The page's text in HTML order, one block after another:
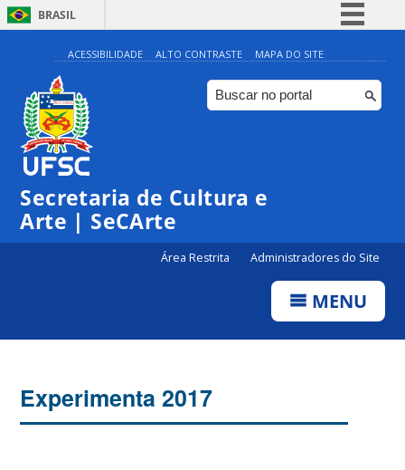
BRASIL
Simplifique!
Comunica BR
Participe
ACESSIBILIDADE ALTO CONTRASTE MAPA DO SITE
Secretaria de Cultura e
Arte | SeCArte
Área Restrita Administradores do Site
MENU
Experimenta 2017